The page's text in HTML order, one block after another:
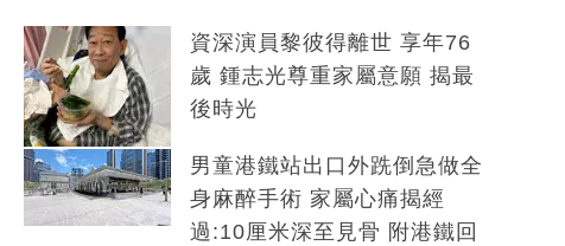
資深演員黎彼得離世 享年76
歲 鍾志光尊重家屬意願 揭最
後時光
男童港鐵站出口外跣倒急做全
身麻醉手術 家屬心痛揭經
過:10厘米深至見骨 附港鐵回